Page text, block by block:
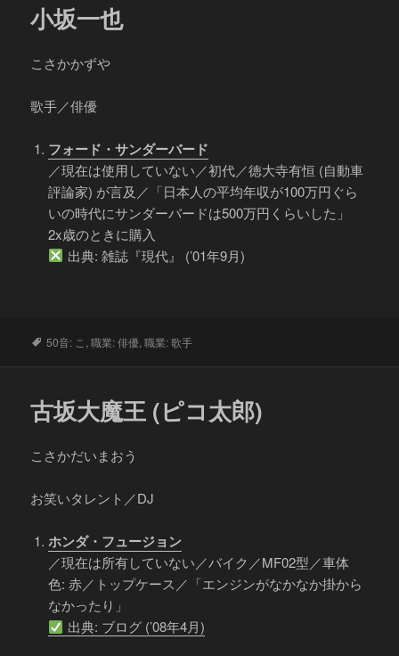
小坂一也
こさかかずや
歌手／俳優
フォード・サンダーバード
／現在は使用していない／初代／徳大寺有恒 (自動車
評論家) が言及／「日本人の平均年収が100万円ぐら
いの時代にサンダーバードは500万円くらいした」
2x歳のときに購入
出典: 雑誌『現代』 (’01年9月)
タ
50音: こ ,職業: 俳優,職業: 歌手
古坂大魔王 (ピコ太郎)
こさかだいまおう
お笑いタレント／DJ
ホンダ・フュージョン
／現在は所有していない／バイク／MF02型／車体
色: 赤／トップケース／「エンジンがなかなか掛から
なかったり」
出典: ブログ (’08年4月)